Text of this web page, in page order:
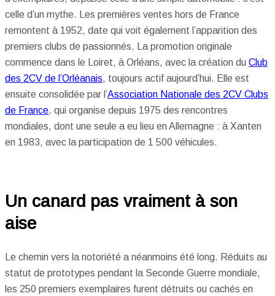
celle d’un mythe. Les premières ventes hors de France
remontent à 1952, date qui voit également l’apparition des
premiers clubs de passionnés. La promotion originale
commence dans le Loiret, à Orléans, avec la création du Club
des 2CV de l’Orléanais, toujours actif aujourd’hui. Elle est
ensuite consolidée par l’Association Nationale des 2CV Clubs
de France, qui organise depuis 1975 des rencontres
mondiales, dont une seule a eu lieu en Allemagne : à Xanten
en 1983, avec la participation de 1 500 véhicules.
Un canard pas vraiment à son
aise
Le chemin vers la notoriété a néanmoins été long. Réduits au
statut de prototypes pendant la Seconde Guerre mondiale,
les 250 premiers exemplaires furent détruits ou cachés en